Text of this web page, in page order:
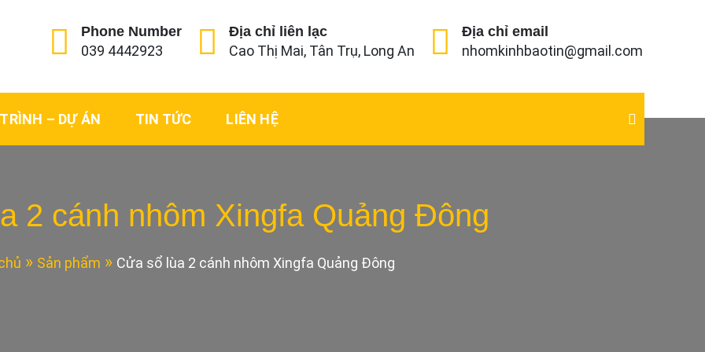
Phone Number
039 4442923
Địa chỉ liên lạc
Cao Thị Mai, Tân Trụ, Long An
Địa chỉ email
nhomkinhbaotin@gmail.com
– DỰ ÁN TIN TỨC LIÊN HỆ
2 cánh nhôm Xingfa Quảng Đông
Sản phẩm Cửa sổ lùa 2 cánh nhôm Xingfa Quảng Đông